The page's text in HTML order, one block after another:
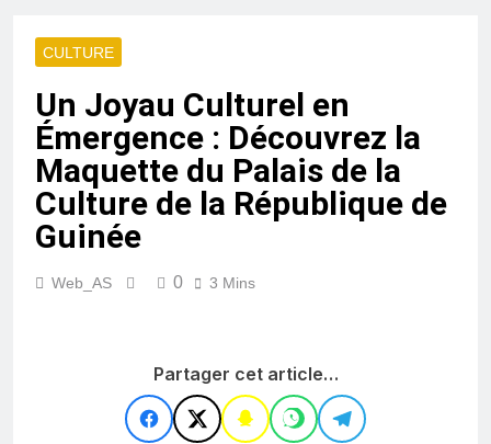
CULTURE
Un Joyau Culturel en
Émergence : Découvrez la
Maquette du Palais de la
Culture de la République de
Guinée
Web_AS 0 3 Mins
Partager cet article…